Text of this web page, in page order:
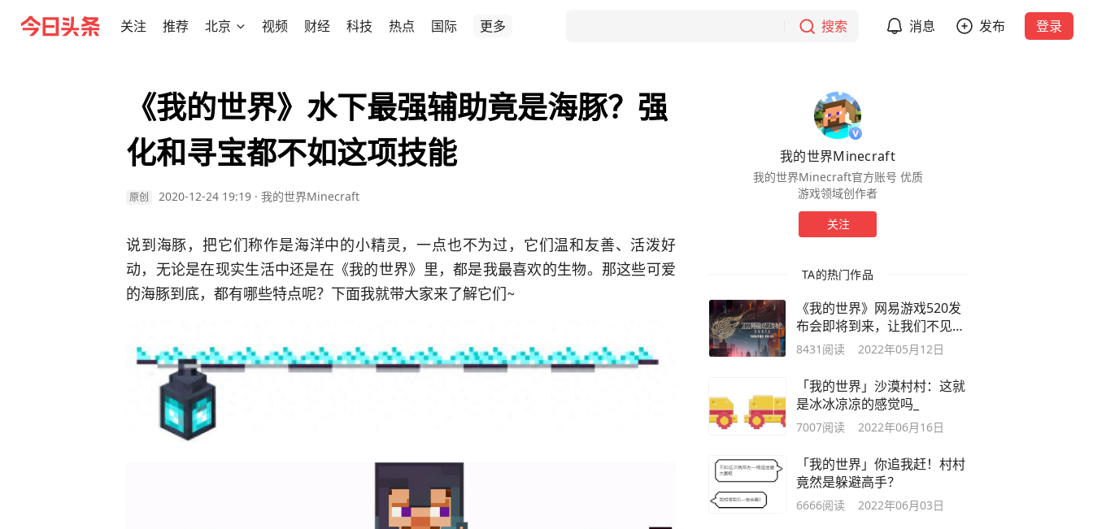
关注 推荐 北京 视频 财经 科技 热点 国际 更多 搜索 消息 发布 登录
《我的世界》水下最强辅助竟是海豚？强
化和寻宝都不如这项技能
原创 2020-12-24 19:19 · 我的世界Minecraft
说到海豚，把它们称作是海洋中的小精灵，一点也不为过，它们温和友善、活泼好
动，无论是在现实生活中还是在《我的世界》里，都是我最喜欢的生物。那这些可爱
的海豚到底，都有哪些特点呢？下面我就带大家来了解它们~
我的世界Minecraft
我的世界Minecraft官方账号 优质
游戏领域创作者
关注
TA的热门作品
《我的世界》网易游戏520发
布会即将到来，让我们不见不
散
8431 阅读 2022年05月12日
「我的世界」沙漠村村：这就
是冰冰凉凉的感觉吗_
7007阅读 2022年06月16日
「我的世界」你追我赶！村村
竟然是躲避高手？
6666阅读 2022年06月03日